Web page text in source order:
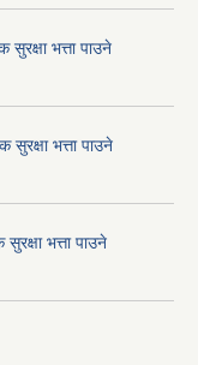
भत्ता पाउने
भत्ता पाउने
भत्ता पाउने